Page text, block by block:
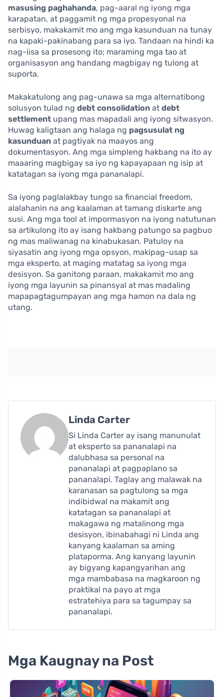
masusing paghahanda, pag-aaral ng iyong mga
karapatan, at paggamit ng mga propesyonal na
serbisyo, makakamit mo ang mga kasunduan na tunay
na kapaki-pakinabang para sa iyo. Tandaan na hindi ka
nag-iisa sa prosesong ito; maraming mga tao at
organisasyon ang handang magbigay ng tulong at
suporta.
Makakatulong ang pag-unawa sa mga alternatibong
solusyon tulad ng debt consolidation at debt
settlement upang mas mapadali ang iyong sitwasyon.
Huwag kaligtaan ang halaga ng pagsusulat ng
kasunduan at pagtiyak na maayos ang
dokumentasyon. Ang mga simpleng hakbang na ito ay
maaaring magbigay sa iyo ng kapayapaan ng isip at
katatagan sa iyong mga pananalapi.
Sa iyong paglalakbay tungo sa financial freedom,
alalahanin na ang kaalaman at tamang diskarte ang
susi. Ang mga tool at impormasyon na iyong natutunan
sa artikulong ito ay isang hakbang patungo sa pagbuo
ng mas maliwanag na kinabukasan. Patuloy na
siyasatin ang iyong mga opsyon, makipag-usap sa
mga eksperto, at maging matatag sa iyong mga
desisyon. Sa ganitong paraan, makakamit mo ang
iyong mga layunin sa pinansyal at mas madaling
mapapagtagumpayan ang mga hamon na dala ng
utang.
Linda Carter
Si Linda Carter ay isang manunulat
at eksperto sa pananalapi na
dalubhasa sa personal na
pananalapi at pagpaplano sa
pananalapi. Taglay ang malawak na
karanasan sa pagtulong sa mga
indibidwal na makamit ang
katatagan sa pananalapi at
makagawa ng matalinong mga
desisyon, ibinabahagi ni Linda ang
kanyang kaalaman sa aming
plataporma. Ang kanyang layunin
ay bigyang kapangyarihan ang
mga mambabasa na magkaroon ng
praktikal na payo at mga
estratehiya para sa tagumpay sa
pananalapi.
Mga Kaugnay na Post